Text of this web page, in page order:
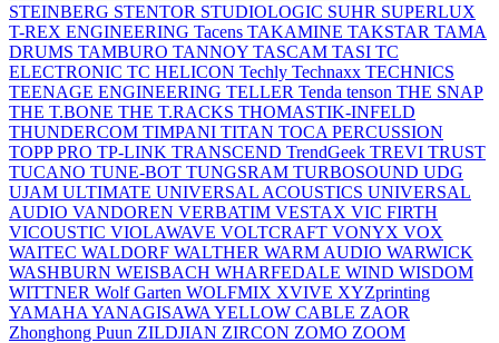
STEINBERG STENTOR STUDIOLOGIC SUHR SUPERLUX
T-REX ENGINEERING Tacens TAKAMINE TAKSTAR TAMA
DRUMS TAMBURO TANNOY TASCAM TASI TC
ELECTRONIC TC HELICON Techly Technaxx TECHNICS
TEENAGE ENGINEERING TELLER Tenda tenson THE SNAP
THE T.BONE THE T.RACKS THOMASTIK-INFELD
THUNDERCOM TIMPANI TITAN TOCA PERCUSSION
TOPP PRO TP-LINK TRANSCEND TrendGeek TREVI TRUST
TUCANO TUNE-BOT TUNGSRAM TURBOSOUND UDG
UJAM ULTIMATE UNIVERSAL ACOUSTICS UNIVERSAL
AUDIO VANDOREN VERBATIM VESTAX VIC FIRTH
VICOUSTIC VIOLAWAVE VOLTCRAFT VONYX VOX
WAITEC WALDORF WALTHER WARM AUDIO WARWICK
WASHBURN WEISBACH WHARFEDALE WIND WISDOM
WITTNER Wolf Garten WOLFMIX XVIVE XYZprinting
YAMAHA YANAGISAWA YELLOW CABLE ZAOR
Zhonghong Puun ZILDJIAN ZIRCON ZOMO ZOOM